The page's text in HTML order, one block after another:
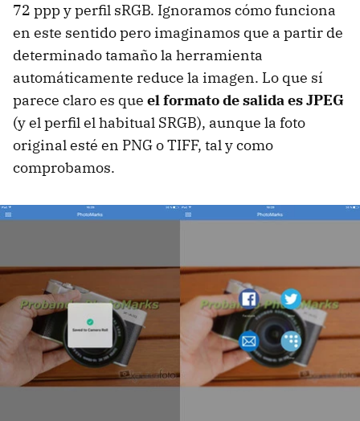
72 ppp y perfil sRGB. Ignoramos cómo funciona
en este sentido pero imaginamos que a partir de
determinado tamaño la herramienta
automáticamente reduce la imagen. Lo que sí
parece claro es que el formato de salida es JPEG
(y el perfil el habitual SRGB), aunque la foto
original esté en PNG o TIFF, tal y como
comprobamos.